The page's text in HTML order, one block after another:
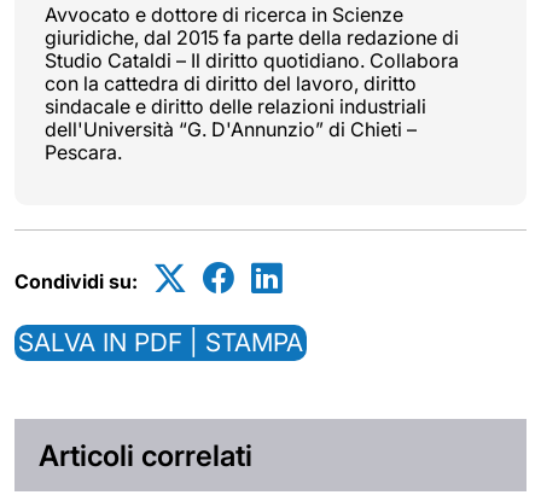
Avvocato e dottore di ricerca in Scienze
giuridiche, dal 2015 fa parte della redazione di
Studio Cataldi – Il diritto quotidiano. Collabora
con la cattedra di diritto del lavoro, diritto
sindacale e diritto delle relazioni industriali
dell'Università “G. D'Annunzio” di Chieti –
Pescara.
Condividi su:
SALVA IN PDF | STAMPA
Articoli correlati